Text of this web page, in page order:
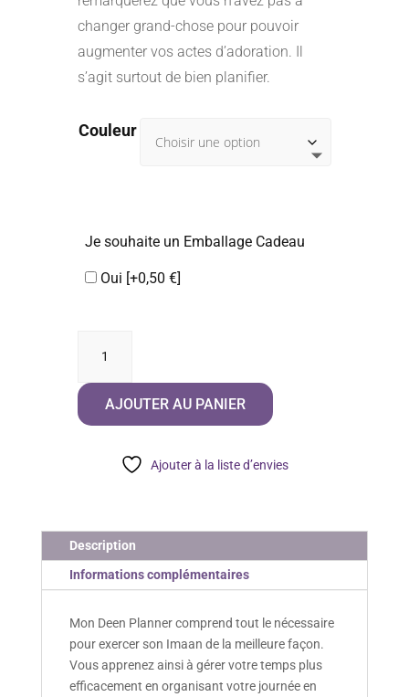
changer grand-chose pour pouvoir
augmenter vos actes d’adoration. Il
s’agit surtout de bien planifier.
Couleur
Je souhaite un Emballage Cadeau
Oui [+0,50 €]
Mon
Deen
Planner
AJOUTER AU PANIER
Ajouter à la liste d’envies
Description
Informations complémentaires
Mon Deen Planner comprend tout le nécessaire
pour exercer son Imaan de la meilleure façon.
Vous apprenez ainsi à gérer votre temps plus
efficacement en organisant votre journée en